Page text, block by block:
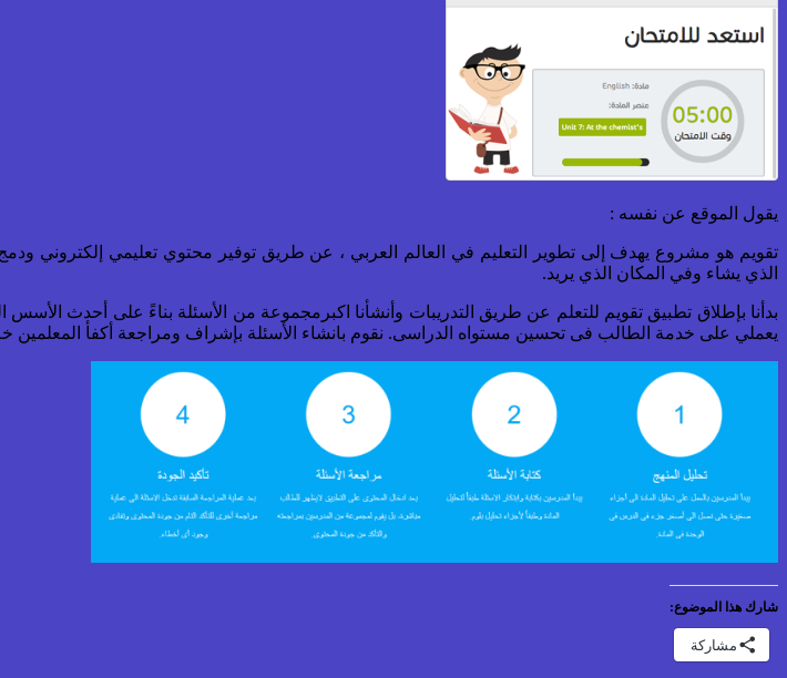
يقول الموقع عن نفسه :
تقويم هو مشروع يهدف إلى تطوير التعليم في العالم العربي ، عن طريق توفير محتوي تعليمي إلكتروني ودمج
الذي يشاء وفي المكان الذي يريد.
بدأنا بإطلاق تطبيق تقويم للتعلم عن طريق التدريبات وأنشأنا اكبرمجموعة من الأسئلة بناءً على أحدث الأسس
يعملي على خدمة الطالب فى تحسين مستواه الدراسى. نقوم بانشاء الأسئلة بإشراف ومراجعة أكفأ المعلمين
شارك هذا الموضوع:
مشاركة